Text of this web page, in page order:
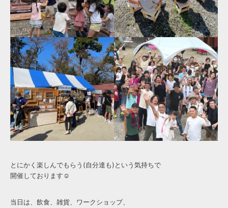
とにかく楽しんでもらう(自分達も)という気持ちで
開催しております☺︎
当日は、飲食、雑貨、ワークショップ、